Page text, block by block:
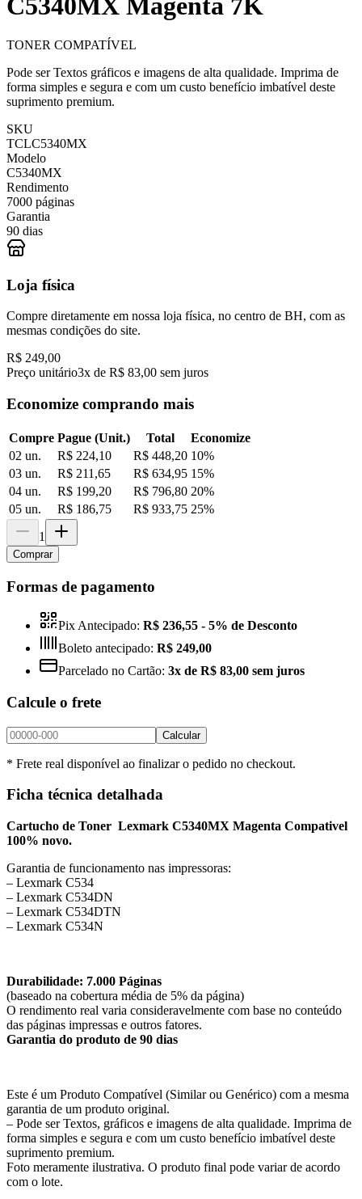
TONER COMPATÍVEL
Pode ser Textos gráficos e imagens de alta qualidade. Imprima de
forma simples e segura e com um custo benefício imbatível deste
suprimento premium.
SKU
TCLC5340MX
Modelo
C5340MX
Rendimento
7000 páginas
Garantia
90 dias
Loja física
Compre diretamente em nossa loja física, no centro de BH, com as
mesmas condições do site.
R$ 249,00
Preço unitário3x de R$ 83,00 sem juros
Economize comprando mais
Compre Pague (Unit.) Total
Economize
02 un.
R$ 224,10 R$ 448,20 10%
03 un.
R$ 211,65 R$ 634,95 15%
04 un.
R$ 199,20 R$ 796,80 20%
05 un.
R$ 186,75 R$ 933,75 25%
1
Comprar
Formas de pagamento
Pix Antecipado: R$ 236,55 - 5% de Desconto
Boleto antecipado: R$ 249,00
Parcelado no Cartão: 3x de R$ 83,00 sem juros
Calcule o frete
Calcular
* Frete real disponível ao finalizar o pedido no checkout.
Ficha técnica detalhada
Cartucho de Toner Lexmark C5340MX Magenta Compativel
100% novo.
Garantia de funcionamento nas impressoras:
– Lexmark C534
– Lexmark C534DN
– Lexmark C534DTN
– Lexmark C534N
Durabilidade: 7.000 Páginas
(baseado na cobertura média de 5% da página)
O rendimento real varia consideravelmente com base no conteúdo
das páginas impressas e outros fatores.
Garantia do produto de 90 dias
Este é um Produto Compatível (Similar ou Genérico) com a mesma
garantia de um produto original.
– Pode ser Textos, gráficos e imagens de alta qualidade. Imprima de
forma simples e segura e com um custo benefício imbatível deste
suprimento premium.
Foto meramente ilustrativa. O produto final pode variar de acordo
com o lote.